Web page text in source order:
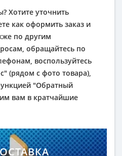
Хотите уточнить
как оформить заказ и
по другим
обращайтесь по
воспользуйтесь
(рядом с фото товара),
"Обратный
вам в кратчайшие